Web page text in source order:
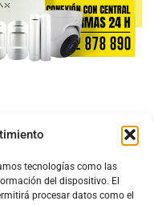
tecnologías como las
del dispositivo. El
procesar datos como el